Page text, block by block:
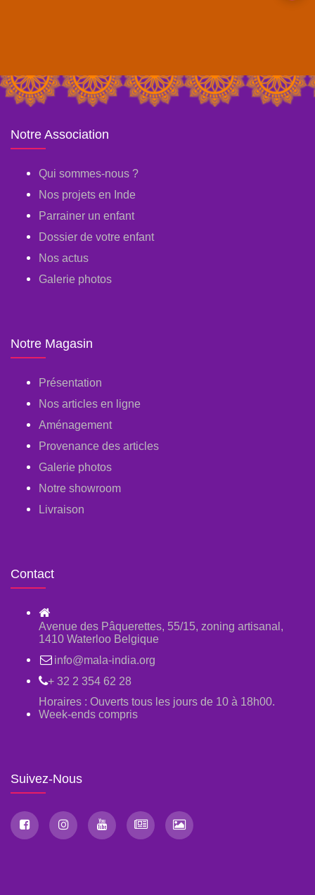
Notre Association
Qui sommes-nous ?
Nos projets en Inde
Parrainer un enfant
Dossier de votre enfant
Nos actus
Galerie photos
Notre Magasin
Présentation
Nos articles en ligne
Aménagement
Provenance des articles
Galerie photos
Notre showroom
Livraison
Contact
Avenue des Pâquerettes, 55/15, zoning artisanal,
1410 Waterloo Belgique
info@mala-india.org
+ 32 2 354 62 28
Horaires : Ouverts tous les jours de 10 à 18h00.
Week-ends compris
Suivez-Nous